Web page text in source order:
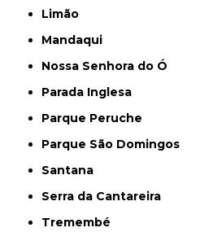
Limão
Mandaqui
Nossa Senhora do Ó
Parada Inglesa
Parque Peruche
Parque São Domingos
Santana
Serra da Cantareira
Tremembé